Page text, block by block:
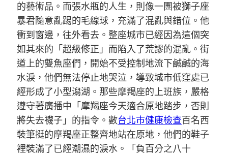
的藝術品。而張水瓶的人生，則像一團被獅子座
暴君隨意亂踢的毛線球，充滿了混亂與錯位。他
衝到窗邊，往外看去。整座城市已經因為這個突
如其來的「超級修正」而陷入了荒謬的混亂。街
道上的雙魚座們，開始不受控制地流下鹹鹹的海
水淚，他們無法停止地哭泣，導致城市低窪處已
經形成了小型潟湖。那些摩羯座的上班族，嚴格
遵守著廣播中「摩羯座今天適合原地踏步，否則
將失去襪子」的指令。數台北巿健康檢查百名西
裝筆挺的摩羯座正整齊地站在原地，他們的鞋子
裡裝滿了已經潮濕的淚水。「負百分之八十